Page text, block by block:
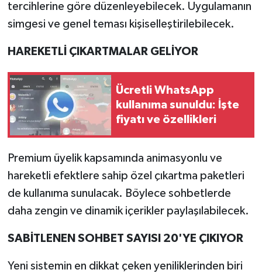
tercihlerine göre düzenleyebilecek. Uygulamanın
simgesi ve genel teması kişiselleştirilebilecek.
HAREKETLİ ÇIKARTMALAR GELİYOR
Ücretli WhatsApp
kullanıma sunuldu: İşte
fiyatı ve özellikleri
Premium üyelik kapsamında animasyonlu ve
hareketli efektlere sahip özel çıkartma paketleri
de kullanıma sunulacak. Böylece sohbetlerde
daha zengin ve dinamik içerikler paylaşılabilecek.
SABİTLENEN SOHBET SAYISI 20'YE ÇIKIYOR
Yeni sistemin en dikkat çeken yeniliklerinden biri